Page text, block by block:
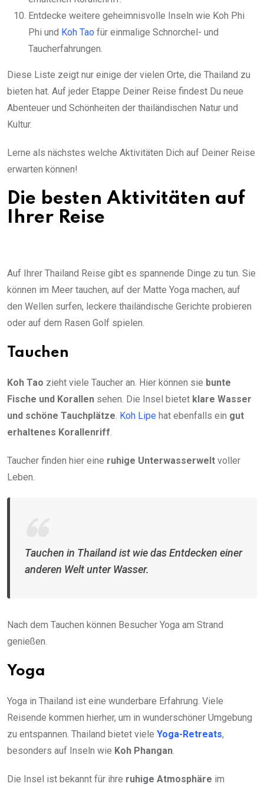
Entdecke weitere geheimnisvolle Inseln wie Koh Phi
Phi und Koh Tao für einmalige Schnorchel- und
Taucherfahrungen.
Diese Liste zeigt nur einige der vielen Orte, die Thailand zu
bieten hat. Auf jeder Etappe Deiner Reise findest Du neue
Abenteuer und Schönheiten der thailändischen Natur und
Kultur.
Lerne als nächstes welche Aktivitäten Dich auf Deiner Reise
erwarten können!
Die besten Aktivitäten auf
Ihrer Reise
Auf Ihrer Thailand Reise gibt es spannende Dinge zu tun. Sie
können im Meer tauchen, auf der Matte Yoga machen, auf
den Wellen surfen, leckere thailändische Gerichte probieren
oder auf dem Rasen Golf spielen.
Tauchen
Koh Tao zieht viele Taucher an. Hier können sie bunte
Fische und Korallen sehen. Die Insel bietet klare Wasser
und schöne Tauchplätze Koh Lipe hat ebenfalls ein gut
erhaltenes Korallenriff
Taucher finden hier eine ruhige Unterwasserwelt voller
Leben.
Tauchen in Thailand ist wie das Entdecken einer
anderen Welt unter Wasser.
Nach dem Tauchen können Besucher Yoga am Strand
genießen.
Yoga
Yoga in Thailand ist eine wunderbare Erfahrung. Viele
Reisende kommen hierher, um in wunderschöner Umgebung
zu entspannen. Thailand bietet viele Yoga-Retreats,
besonders auf Inseln wie Koh Phangan.
Die Insel ist bekannt für ihre ruhige Atmosphäre im